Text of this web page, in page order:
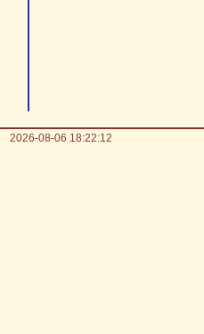
2026-08-06 18:22:12